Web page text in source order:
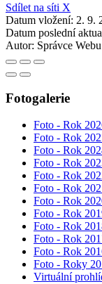
Sdílet na síti X
Datum vložení: 2. 9.
Datum poslední
Autor: Správce Webu
Fotogalerie
Foto - Rok
Foto - Rok
Foto - Rok
Foto - Rok
Foto - Rok
Foto - Rok
Foto - Rok
Foto - Rok
Foto - Rok
Foto - Rok
Foto - Rok
Foto - Roky
Virtuální